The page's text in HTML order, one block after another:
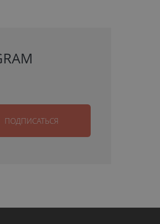
ПОДПИСАТЬСЯ